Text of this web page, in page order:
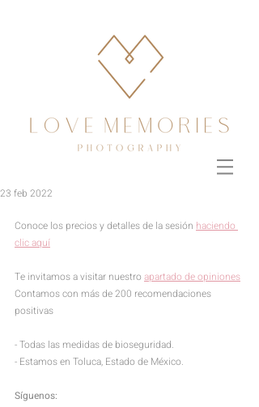
23 feb 2022
Conoce los precios y detalles de la sesión haciendo
clic aquí
Te invitamos a visitar nuestro apartado de opiniones
Contamos con más de 200 recomendaciones
positivas
- Todas las medidas de bioseguridad.
- Estamos en Toluca, Estado de México.
Síguenos: